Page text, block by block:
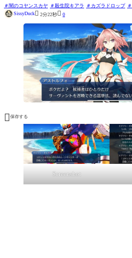
闇のコヤンスカヤ 殺生院キアラ カズラドロップ
SissyDuck 2分22秒 0
 保存する
Screenshot